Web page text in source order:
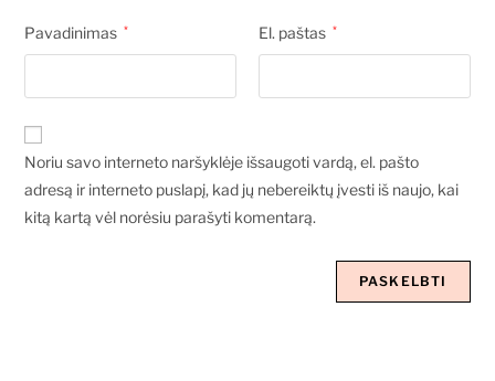
Pavadinimas * El. paštas *
Noriu savo interneto naršyklėje išsaugoti vardą, el. pašto
adresą ir interneto puslapį, kad jų nebereiktų įvesti iš naujo, kai
kitą kartą vėl norėsiu parašyti komentarą.